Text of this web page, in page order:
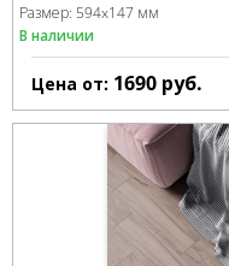
Размер: 594x147 мм
В наличии
Цена от: 1690 руб.